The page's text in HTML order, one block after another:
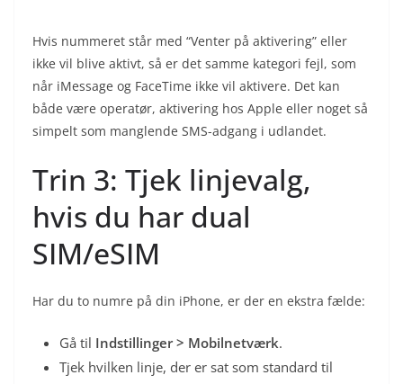
Hvis nummeret står med “Venter på aktivering” eller
ikke vil blive aktivt, så er det samme kategori fejl, som
når iMessage og FaceTime ikke vil aktivere. Det kan
både være operatør, aktivering hos Apple eller noget så
simpelt som manglende SMS-adgang i udlandet.
Trin 3: Tjek linjevalg,
hvis du har dual
SIM/eSIM
Har du to numre på din iPhone, er der en ekstra fælde:
Gå til Indstillinger > Mobilnetværk.
Tjek hvilken linje, der er sat som standard til